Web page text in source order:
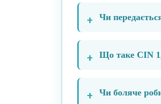
Чи
Що таке CIN
Чи боляче